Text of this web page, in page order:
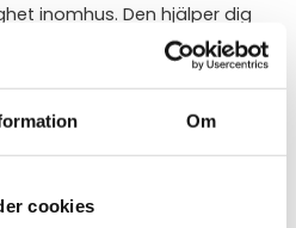
Om
cookies
inomhus. Den hjälper dig
i till exempel skolor,
Informationen skickas
eller dålig.